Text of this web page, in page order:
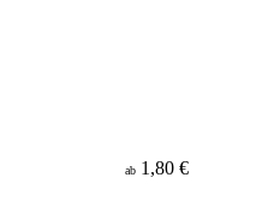
ab 1,80 €